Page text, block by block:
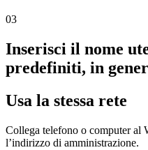
03
Inserisci il nome
predefiniti, in
Usa la stessa rete
Collega telefono o computer al
l’indirizzo di amministrazione.